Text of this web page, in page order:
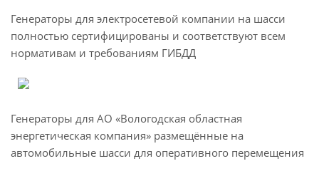
Генераторы для электросетевой компании на шасси
полностью сертифицированы и соответствуют всем
нормативам и требованиям ГИБДД
Генераторы для АО «Вологодская областная
энергетическая компания» размещённые на
автомобильные шасси для оперативного перемещения